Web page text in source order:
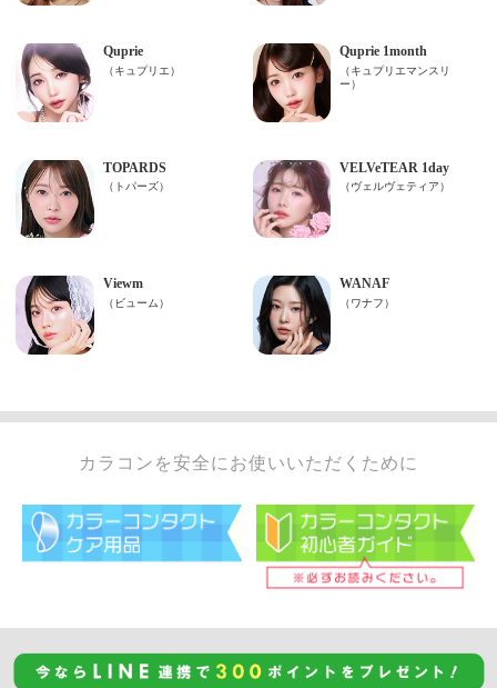
カラコンを安全にお使いいただくために